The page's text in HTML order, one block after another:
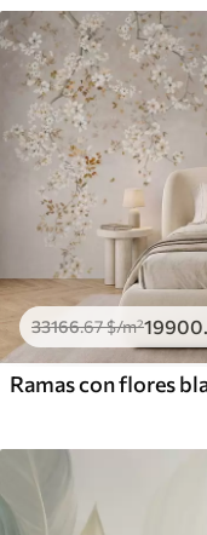
33166.67$/m²19900